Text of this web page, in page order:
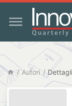
Autori